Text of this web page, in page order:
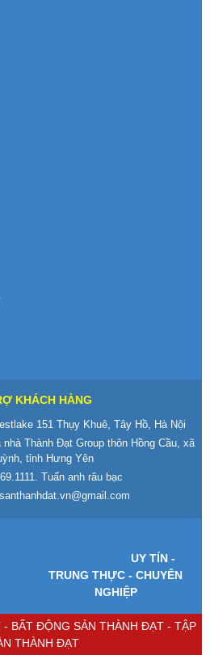
KHÁCH HÀNG
151 Thụy Khuê, Tây Hồ, Hà Nội
Thành Đạt Group thôn Hồng Cầu, xã
tỉnh Hưng Yên
. Tuấn anh râu bạc
UY TÍN -
TRUNG THỰC - CHUYÊN
NGHIỆP
BẤT ĐỘNG SẢN THÀNH ĐẠT - TẬP
THÀNH ĐẠT